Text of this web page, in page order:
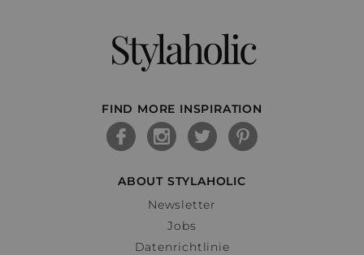
Stylaholic
FIND MORE INSPIRATION
ABOUT STYLAHOLIC
Newsletter
Jobs
Datenrichtlinie